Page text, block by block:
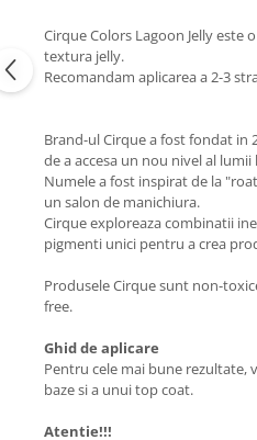
Cirque Colors Lagoon Jelly este
textura jelly.
Recomandam aplicarea a 2-3
Brand-ul Cirque a fost fondat in
de a accesa un nou nivel al
Numele a fost inspirat de la
un salon de manichiura.
Cirque exploreaza combinatii
pigmenti unici pentru a crea
Produsele Cirque sunt non-
free.
Ghid de aplicare
Pentru cele mai bune rezultate,
baze si a unui top coat.
Atentie!!!